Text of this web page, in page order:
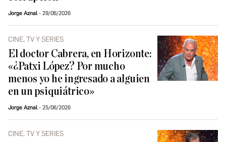
Jorge Aznal 29/06/2026
CINE, TV Y SERIES
El doctor Cabrera, en Horizonte:
«¿Patxi López? Por mucho
menos yo he ingresado a alguien
en un psiquiátrico»
Jorge Aznal 25/06/2026
CINE, TV Y SERIES